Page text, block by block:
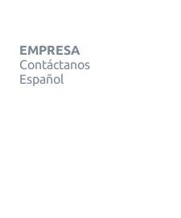
EMPRESA
Contáctanos
Español